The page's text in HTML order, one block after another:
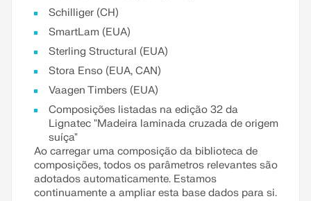
Schilliger (CH)
SmartLam (EUA)
Sterling Structural (EUA)
Stora Enso (EUA, CAN)
Vaagen Timbers (EUA)
Composições listadas na edição 32 da
Lignatec "Madeira laminada cruzada de origem
suíça"
Ao carregar uma composição da biblioteca de
composições, todos os parâmetros relevantes são
adotados automaticamente. Estamos
continuamente a ampliar esta base dados para si.